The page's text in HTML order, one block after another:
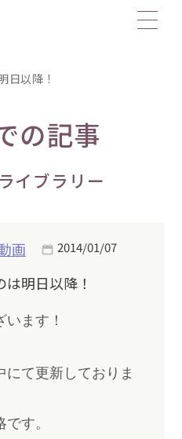
日以降！
の記事
イブラリー
画 2014/01/07
は明日以降！
ます！
て更新しておりま
す。